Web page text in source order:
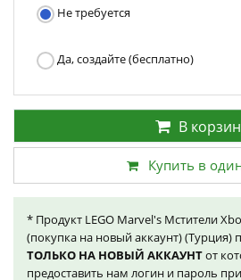
Не требуется
Да, создайте (бесплатно)
В
Купить в
* Продукт LEGO Marvel's Мстители
(покупка на новый аккаунт) (Турция)
ТОЛЬКО НА НОВЫЙ АККАУНТот
предоставить нам логин и пароль